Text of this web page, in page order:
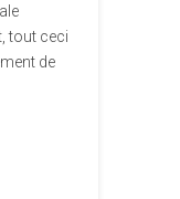
tout ceci
de